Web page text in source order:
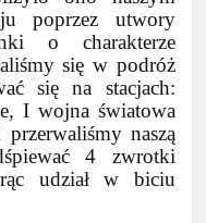
poprzez utwory
o charakterze
się w podróż
się na stacjach:
I wojna światowa
naszą
4 zwrotki
udział w biciu